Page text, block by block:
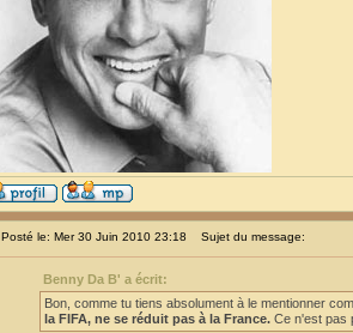
Posté le: Mer 30 Juin 2010 23:18 Sujet du message:
Benny Da B' a écrit:
Bon, comme tu tiens absolument à le mentionner
la FIFA, ne se réduit pas à la France. Ce n'est pas